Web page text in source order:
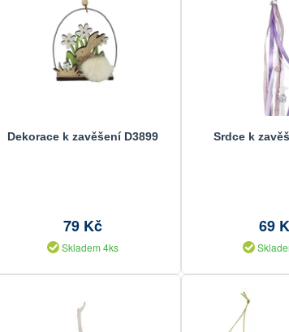
Dekorace k zavěšení D3899
79 Kč
Skladem 4ks
Srdce k
69